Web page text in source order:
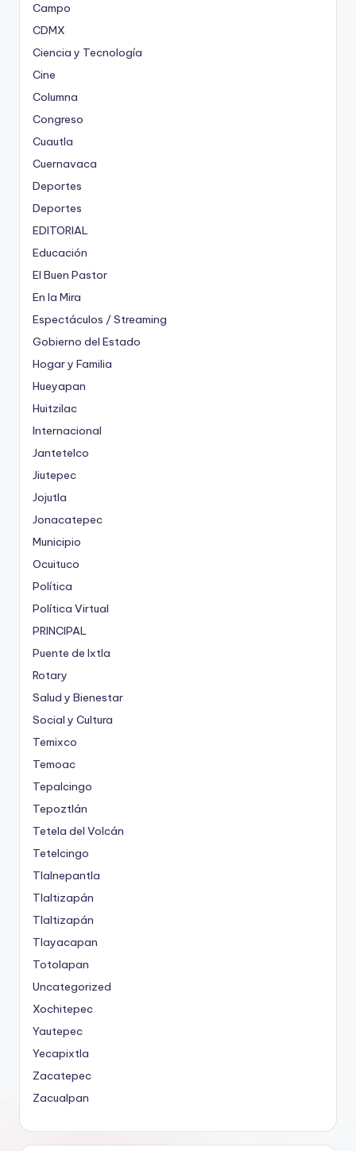
Campo
CDMX
Ciencia y Tecnología
Cine
Columna
Congreso
Cuautla
Cuernavaca
Deportes
Deportes
EDITORIAL
Educación
El Buen Pastor
En la Mira
Espectáculos / Streaming
Gobierno del Estado
Hogar y Familia
Hueyapan
Huitzilac
Internacional
Jantetelco
Jiutepec
Jojutla
Jonacatepec
Municipio
Ocuituco
Política
Política Virtual
PRINCIPAL
Puente de Ixtla
Rotary
Salud y Bienestar
Social y Cultura
Temixco
Temoac
Tepalcingo
Tepoztlán
Tetela del Volcán
Tetelcingo
Tlalnepantla
Tlaltizapán
Tlaltizapán
Tlayacapan
Totolapan
Uncategorized
Xochitepec
Yautepec
Yecapixtla
Zacatepec
Zacualpan